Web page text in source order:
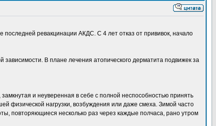
ревакцинации АКДС. С 4 лет отказ от прививок, начало
В плане лечения атопического дерматита подвижек за
и неуверенная в себе с полной неспособностью принять
физической нагрузки, возбуждения или даже смеха. Зимой часто
повторяющиеся несколько раз через каждые полчаса, рано утром